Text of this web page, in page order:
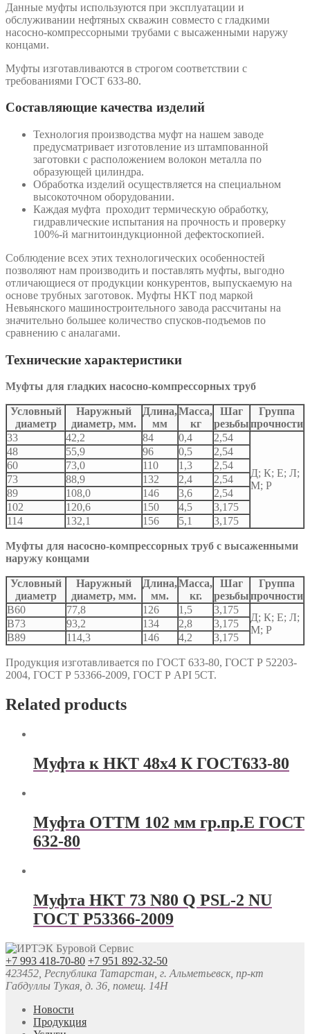
Данные муфты используются при эксплуатации и
обслуживании нефтяных скважин совместо с гладкими
насосно-компрессорными трубами с высаженными наружу
концами.
Муфты изготавливаются в строгом соответствии с
требованиями ГОСТ 633-80.
Составляющие качества изделий
Технология производства муфт на нашем заводе
предусматривает изготовление из штампованной
заготовки с расположением волокон металла по
образующей цилиндра.
Обработка изделий осуществляется на специальном
высокоточном оборудовании.
Каждая муфта проходит термическую обработку,
гидравлические испытания на прочность и проверку
100%-й магнитоиндукционной дефектоскопией.
Соблюдение всех этих технологических особенностей
позволяют нам производить и поставлять муфты, выгодно
отличающиеся от продукции конкурентов, выпускаемую на
основе трубных заготовок. Муфты НКТ под маркой
Невьянского машиностроительного завода рассчитаны на
значительно большее количество спусков-подъемов по
сравнению с аналагами.
Технические характеристики
Муфты для гладких насосно-компрессорных труб
Условный
диаметр
Наружный
диаметр, мм.
Длина,
мм
Масса,
кг
Шаг
резьбы
Группа
прочности
33
42,2 84 0,4 2,54
Д; К; Е; Л;
М; Р
48 55,9 96 0,5
2,54
60
73,0 110 1,3
2,54
73
88,9 132 2,4
2,54
89
108,0 146 3,6
2,54
102
120,6 150 4,5
3,175
114
132,1 156 5,1 3,175
Муфты для насосно-компрессорных труб с высаженными
наружу концами
Условный
диаметр
Наружный
диаметр, мм.
Длина,
мм.
Масса,
кг.
Шаг
резьбы
Группа
прочности
В60
77,8 126 1,5 3,175
Д; К; Е; Л;
М; Р
В73 93,2 134 2,8
3,175
В89
114,3 146 4,2 3,175
Продукция изготавливается по ГОСТ 633-80, ГОСТ Р 52203-
2004, ГОСТ Р 53366-2009, ГОСТ Р API 5CT.
Related products
Муфта к НКТ 48х4 К ГОСТ633-80
Муфта ОТТМ 102 мм гр.пр.Е ГОСТ
632-80
Муфта НКТ 73 N80 Q PSL-2 NU
ГОСТ Р53366-2009
+7 993 418-70-80 +7 951 892-32-50
423452, Республика Татарстан, г. Альметьевск, пр-кт
Габдуллы Тукая, д. 36, помещ. 14Н
Новости
Продукция